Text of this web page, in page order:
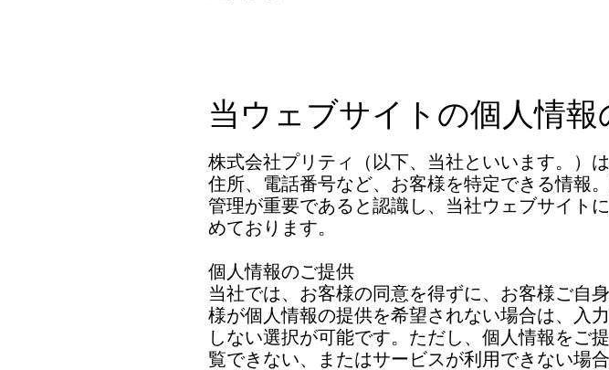
当ウェブサイトの個人情
株式会社プリティ（以下、当社といいます。）
住所、電話番号など、お客様を特定できる情報
管理が重要であると認識し、当社ウェブサイト
めております。
個人情報のご提供
当社では、お客様の同意を得ずに、お客様ご自
様が個人情報の提供を希望されない場合は、入
しない選択が可能です。ただし、個人情報をご
覧できない、またはサービスが利用できない場